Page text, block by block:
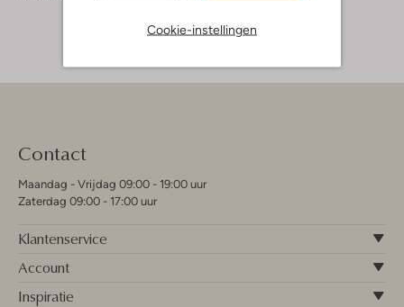
Cookie-instellingen
Contact
Maandag - Vrijdag 09:00 - 19:00 uur
Zaterdag 09:00 - 17:00 uur
Klantenservice
Account
Inspiratie